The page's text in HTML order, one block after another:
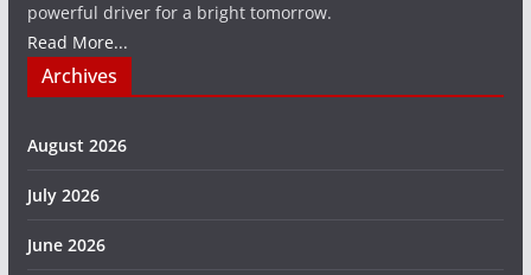
powerful driver for a bright tomorrow.
Read More...
Archives
August 2026
July 2026
June 2026